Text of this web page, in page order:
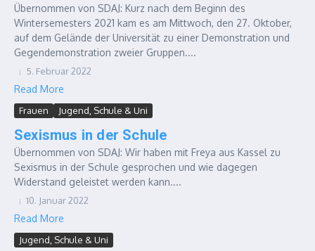
Übernommen von SDAJ: Kurz nach dem Beginn des
Wintersemesters 2021 kam es am Mittwoch, den 27. Oktober,
auf dem Gelände der Universität zu einer Demonstration und
Gegendemonstration zweier Gruppen....
5. Februar 2022
Read More
Frauen Jugend, Schule & Uni
Sexismus in der Schule
Übernommen von SDAJ: Wir haben mit Freya aus Kassel zu
Sexismus in der Schule gesprochen und wie dagegen
Widerstand geleistet werden kann....
10. Januar 2022
Read More
Jugend, Schule & Uni